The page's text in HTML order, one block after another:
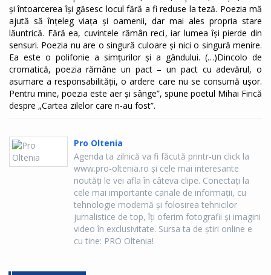
și întoarcerea își găsesc locul fără a fi reduse la teză. Poezia mă
ajută să înțeleg viața și oamenii, dar mai ales propria stare
lăuntrică. Fără ea, cuvintele rămân reci, iar lumea își pierde din
sensuri. Poezia nu are o singură culoare și nici o singură menire.
Ea este o polifonie a simțurilor și a gândului. (…)Dincolo de
cromatică, poezia rămâne un pact – un pact cu adevărul, o
asumare a responsabilității, o ardere care nu se consumă ușor.
Pentru mine, poezia este aer și sânge”, spune poetul Mihai Firică
despre „Cartea zilelor care n-au fost”.
Pro Oltenia
Agenda ta zilnică va fi făcută printr-un click la
www.pro-oltenia.ro şi cele mai interesante
noutăţi le vei afla în câteva clipe. Conectaţi la
cele mai importante canale de informaţii, cu
tehnologie modernă şi folosirea tehnicilor
jurnalistice de top, îţi oferim fotografii şi imagini
video în exclusivitate. Sursa ta de ştiri online e
cu tine: PRO Oltenia!